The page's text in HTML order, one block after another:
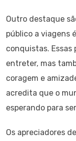
Outro destaque
público a viagens
conquistas. Essas
entreter, mas
coragem e
acredita que o
esperando para
Os apreciadores